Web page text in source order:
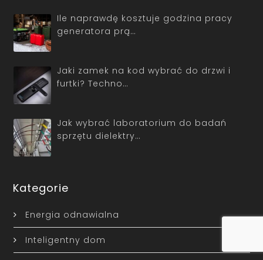
Ile naprawdę kosztuje godzina pracy
generatora prą…
Jaki zamek na kod wybrać do drzwi i
furtki? Techno…
Jak wybrać laboratorium do badań
sprzętu dielektry…
Kategorie
Energia odnawialna
Inteligentny dom